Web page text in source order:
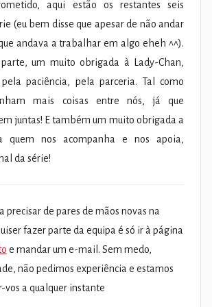
aqui estão os restantes seis
(eu bem disse que apesar de não andar
andava a trabalhar em algo eheh ^^).
parte, um muito obrigada à Lady-Chan,
paciência, pela parceria. Tal como
mais coisas entre nós, já que
juntas! E também um muito obrigada a
quem nos acompanha e nos apoia,
da série!
precisar de pares de mãos novas na
fazer parte da equipa é só ir à página
e mandar um e-mail. Sem medo,
não pedimos experiência e estamos
vos a qualquer instante